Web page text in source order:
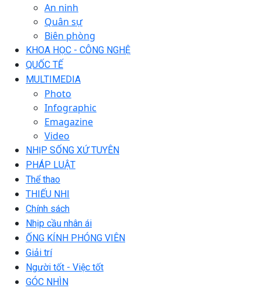
An ninh
Quân sự
Biên phòng
KHOA HỌC - CÔNG NGHỆ
QUỐC TẾ
MULTIMEDIA
Photo
Infographic
Emagazine
Video
NHỊP SỐNG XỨ TUYÊN
PHÁP LUẬT
Thể thao
THIẾU NHI
Chính sách
Nhịp cầu nhân ái
ỐNG KÍNH PHÓNG VIÊN
Giải trí
Người tốt - Việc tốt
GÓC NHÌN